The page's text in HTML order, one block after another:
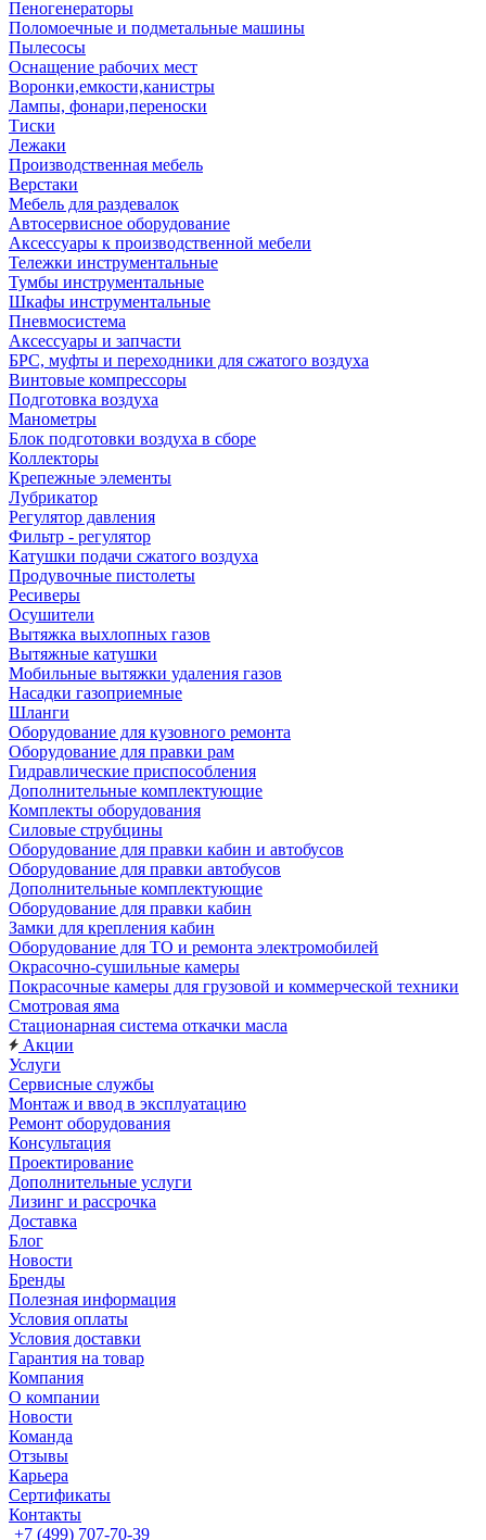
Пеногенераторы
Поломоечные и подметальные машины
Пылесосы
Оснащение рабочих мест
Воронки,емкости,канистры
Лампы, фонари,переноски
Тиски
Лежаки
Производственная мебель
Верстаки
Мебель для раздевалок
Автосервисное оборудование
Аксессуары к производственной мебели
Тележки инструментальные
Тумбы инструментальные
Шкафы инструментальные
Пневмосистема
Аксессуары и запчасти
БРС, муфты и переходники для сжатого воздуха
Винтовые компрессоры
Подготовка воздуха
Манометры
Блок подготовки воздуха в сборе
Коллекторы
Крепежные элементы
Лубрикатор
Регулятор давления
Фильтр - регулятор
Катушки подачи сжатого воздуха
Продувочные пистолеты
Ресиверы
Осушители
Вытяжка выхлопных газов
Вытяжные катушки
Мобильные вытяжки удаления газов
Насадки газоприемные
Шланги
Оборудование для кузовного ремонта
Оборудование для правки рам
Гидравлические приспособления
Дополнительные комплектующие
Комплекты оборудования
Силовые струбцины
Оборудование для правки кабин и автобусов
Оборудование для правки автобусов
Дополнительные комплектующие
Оборудование для правки кабин
Замки для крепления кабин
Оборудование для ТО и ремонта электромобилей
Окрасочно-сушильные камеры
Покрасочные камеры для грузовой и коммерческой техники
Смотровая яма
Стационарная система откачки масла
Акции
Услуги
Сервисные службы
Монтаж и ввод в эксплуатацию
Ремонт оборудования
Консультация
Проектирование
Дополнительные услуги
Лизинг и рассрочка
Доставка
Блог
Новости
Бренды
Полезная информация
Условия оплаты
Условия доставки
Гарантия на товар
Компания
О компании
Новости
Команда
Отзывы
Карьера
Сертификаты
Контакты
+7 (499) 707-70-39